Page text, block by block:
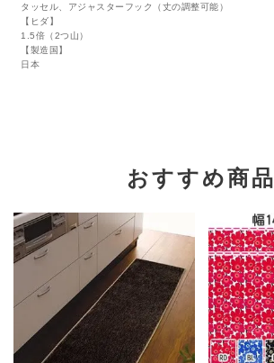
タッセル、アジャスターフック（丈の調整可能）
【ヒダ】
1.5倍（2つ山）
【製造国】
日本
おすすめ商品